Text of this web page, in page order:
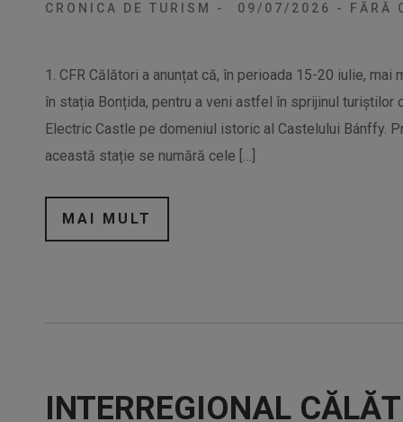
CRONICA DE TURISM - 09/07/2026 - FĂRĂ
1. CFR Călători a anunțat că, în perioada 15-20 iulie,
în stația Bonțida, pentru a veni astfel în sprijinul
Electric Castle pe domeniul istoric al Castelului Bánffy.
această stație se numără cele […]
MAI MULT
INTERREGIONAL